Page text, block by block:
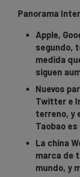
Panorama
Apple,
segundo,
medida
siguen
Nuevos
Twitter e
terreno, y
Taobao
La china
marca de
mundo, y